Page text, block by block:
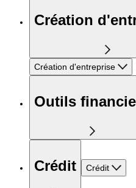
Création
Création d'entreprise
Outils
Crédit Crédit